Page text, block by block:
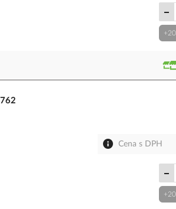
+20
Cena s DPH